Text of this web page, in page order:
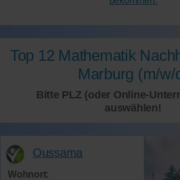
Top 12 Mathematik
Marburg (m/w/
Bitte PLZ (oder Online-
auswählen!
Oussama
Wohnort: